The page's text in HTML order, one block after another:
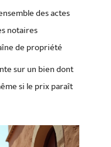
des actes
notaires
de propriété
sur un bien dont
si le prix paraît